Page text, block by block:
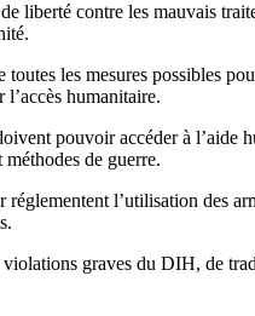
liberté contre les mauvais
les mesures possibles
humanitaire.
pouvoir accéder à l’aide
de guerre.
l’utilisation des
graves du DIH, de